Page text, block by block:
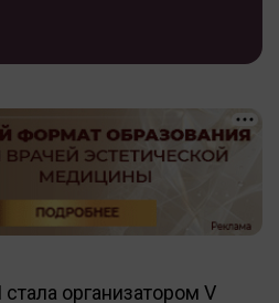
организатором V